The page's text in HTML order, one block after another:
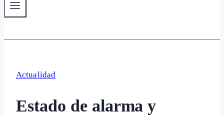
Actualidad
Estado de alarma y